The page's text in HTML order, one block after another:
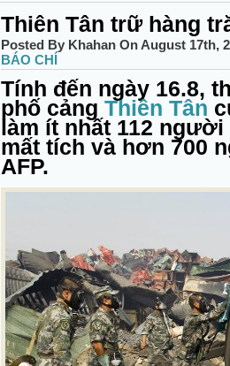
Thiên Tân trữ hàng
Posted By Khahan On August 17th,
BÁO CHÍ
Tính đến ngày 16.8,
phố cảng Thiên Tân
làm ít nhất 112
mất tích và hơn 700
AFP.